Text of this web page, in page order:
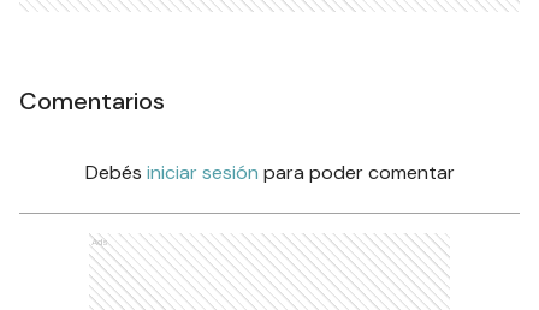
Comentarios
Debés iniciar sesión para poder comentar
Ads